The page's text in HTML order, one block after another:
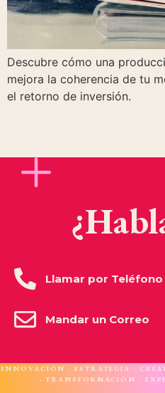
Descubre cómo una
mejora la coherencia de tu
el retorno de inversión.
Llamar por Teléfono
Mandar un Correo
INNOVACIÓN · ESTRATEGIA ·
· TRANSFORMACIÓN ·